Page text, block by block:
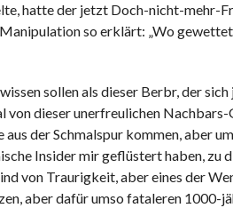
hatte der jetzt Doch-nicht-mehr-
so erklärt: „Wo
sollen als dieser Berbr, der
dieser unerfreulichen Nachbars-
aus der Schmalspur kommen, aber
Insider mir geflüstert haben, zu
von Traurigkeit, aber eines der
aber dafür umso fataleren